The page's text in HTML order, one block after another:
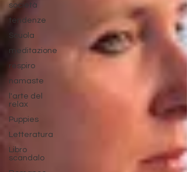
società
tendenze
Scuola
meditazione
respiro
namaste
l'arte del
relax
Puppies
Letteratura
Libro
scandalo